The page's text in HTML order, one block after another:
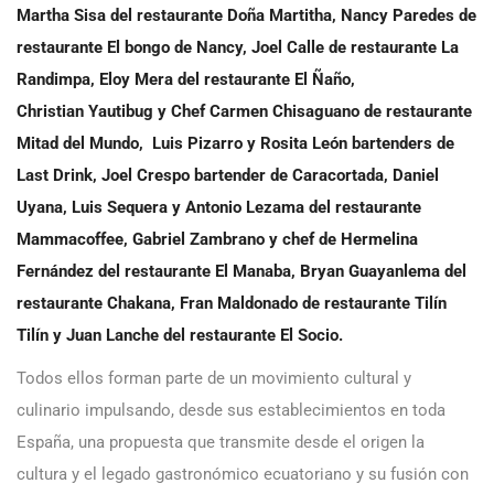
Martha Sisa del restaurante Doña Martitha, Nancy Paredes de
restaurante El bongo de Nancy, Joel Calle de restaurante La
Randimpa, Eloy Mera del restaurante El Ñaño,
Christian Yautibug y Chef Carmen Chisaguano de restaurante
Mitad del Mundo, Luis Pizarro y Rosita León bartenders de
Last Drink, Joel Crespo bartender de Caracortada, Daniel
Uyana, Luis Sequera y Antonio Lezama del restaurante
Mammacoffee, Gabriel Zambrano y chef de Hermelina
Fernández del restaurante El Manaba, Bryan Guayanlema del
restaurante Chakana, Fran Maldonado de restaurante Tilín
Tilín y Juan Lanche del restaurante El Socio.
Todos ellos forman parte de un movimiento cultural y
culinario impulsando, desde sus establecimientos en toda
España, una propuesta que transmite desde el origen la
cultura y el legado gastronómico ecuatoriano y su fusión con